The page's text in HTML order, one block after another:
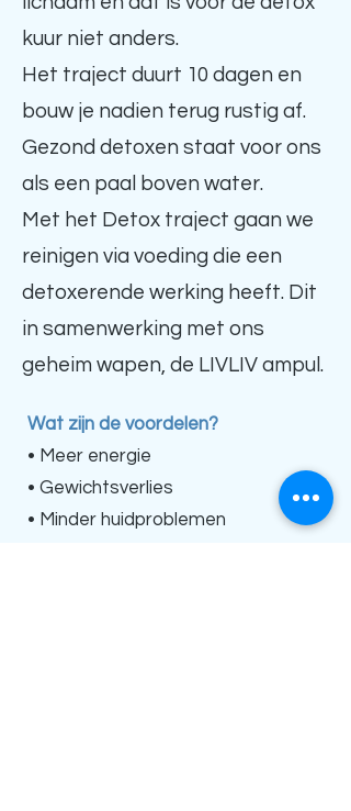
kuur niet anders.
Het traject duurt 10 dagen en
bouw je nadien terug rustig af.
Gezond detoxen staat voor ons
als een paal boven water.
Met het Detox traject gaan we
reinigen via voeding die een
detoxerende werking heeft. Dit
in samenwerking met ons
geheim wapen, de LIVLIV ampul.
Wat zijn de voordelen?
• Meer energie
• Gewichtsverlies
• Minder huidproblemen